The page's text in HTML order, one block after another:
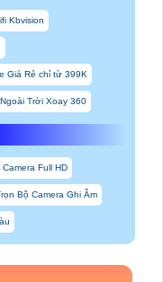
Kbvision
Giá Rẻ chỉ từ 399K
Trời Xoay 360
Full HD
Bộ Camera Ghi Âm